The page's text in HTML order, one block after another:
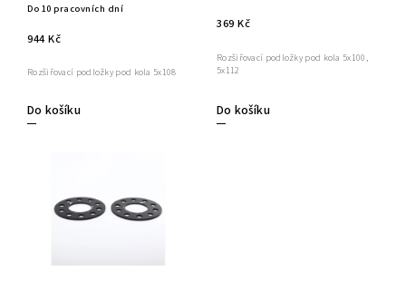
Do 10 pracovních dní
944 Kč
Do košíku
Rozšiřovací podložky pod kola 5x108
369 Kč
Do košíku
Rozšiřovací podložky pod kola 5x100,
5x112